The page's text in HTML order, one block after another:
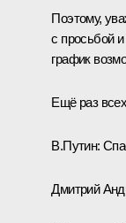
Поэтому,
с просьбой
график
Ещё раз
В.Путин:
Дмитрий